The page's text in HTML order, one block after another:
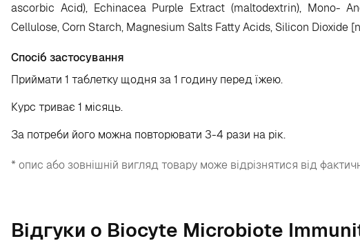
ascorbic Acid), Echinacea Purple Extract (maltodextrin), Mono-
Cellulose, Corn Starch, Magnesium Salts Fatty Acids, Silicon Dioxide
Спосіб застосування
Приймати 1 таблетку щодня за 1 годину перед їжею.
Курс триває 1 місяць.
За потреби його можна повторювати 3-4 рази на рік.
* опис або зовнішній вигляд товару може відрізнятися від
Відгуки о Biocyte Microbiote